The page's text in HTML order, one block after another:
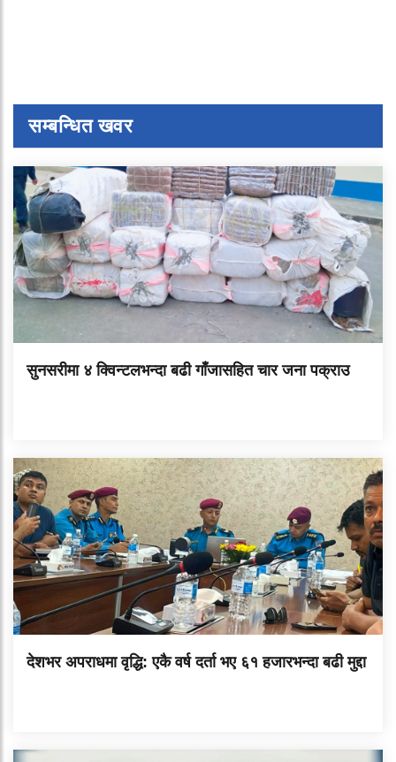
सम्बन्धित खवर
सुनसरीमा ४ क्विन्टलभन्दा बढी गाँजासहित चार जना पक्राउ
देशभर अपराधमा वृद्धि: एकै वर्ष दर्ता भए ६१ हजारभन्दा बढी मुद्दा